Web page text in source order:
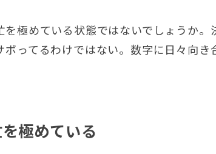
極めている状態ではないでしょうか。
ってるわけではない。数字に日々向き
極めている